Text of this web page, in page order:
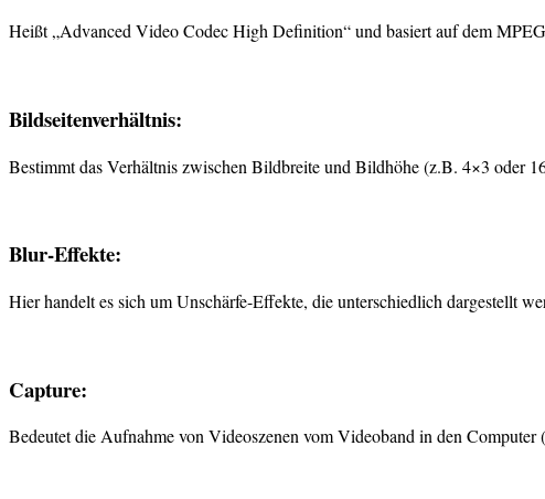
Heißt „Advanced Video Codec High Definition“ und basiert auf dem
Bildseitenverhältnis:
Bestimmt das Verhältnis zwischen Bildbreite und Bildhöhe (z.B. 4×3 oder
Blur-Effekte:
Hier handelt es sich um Unschärfe-Effekte, die unterschiedlich dargestellt
Capture:
Bedeutet die Aufnahme von Videoszenen vom Videoband in den